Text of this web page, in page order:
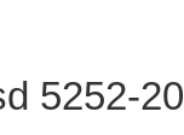
5252-20